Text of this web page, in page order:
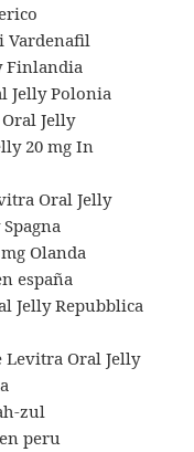
Vardenafil
Finlandia
Jelly Polonia
Jelly
20 mg In
Oral Jelly
Olanda
españa
Jelly Repubblica
Levitra Oral Jelly
zul
peru